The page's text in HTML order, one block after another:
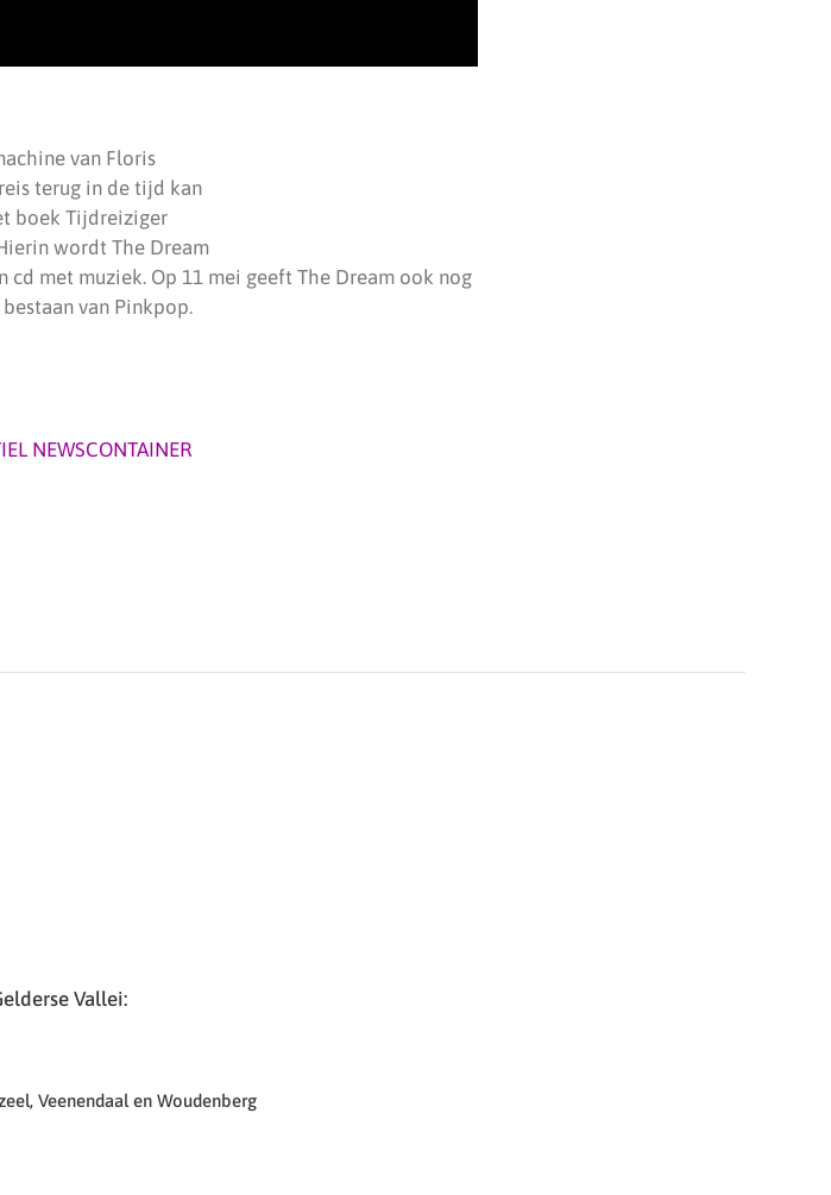
van Floris
terug in de tijd kan
boek Tijdreiziger
wordt The Dream
met muziek. Op 11 mei geeft The Dream ook nog
van Pinkpop.
NEWSCONTAINER
Vallei:
Veenendaal en Woudenberg